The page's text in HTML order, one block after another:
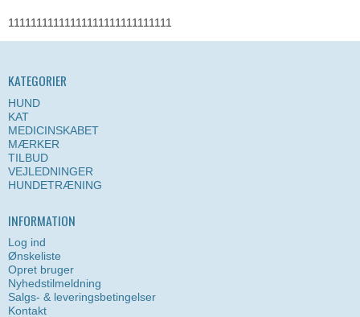
11111111111111111111111111111
KATEGORIER
HUND
KAT
MEDICINSKABET
MÆRKER
TILBUD
VEJLEDNINGER
HUNDETRÆNING
INFORMATION
Log ind
Ønskeliste
Opret bruger
Nyhedstilmeldning
Salgs- & leveringsbetingelser
Kontakt